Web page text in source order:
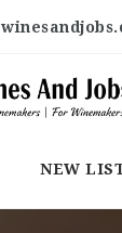
NEW